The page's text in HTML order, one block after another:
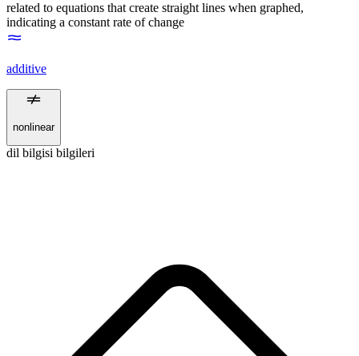
related to equations that create straight lines when graphed,
indicating a constant rate of change
additive
nonlinear
dil bilgisi bilgileri